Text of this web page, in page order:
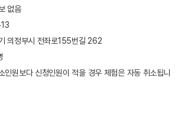
없음
의정부시 전좌로155번길 262
인원보다 신청인원이 적을 경우 체험은 자동 취소됩니